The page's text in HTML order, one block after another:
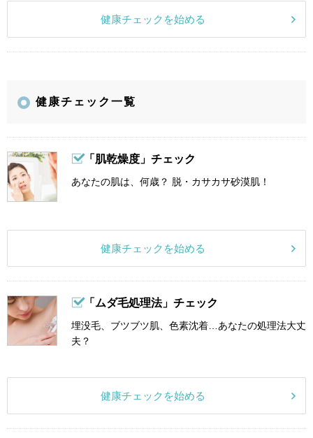
健康チェックを始める
健康チェック一覧
「肌乾燥度」チェック
あなたの肌は、何歳？ 脱・カサカサ砂漠肌！
健康チェックを始める
「ムダ毛処理法」チェック
埋没毛、ブツブツ肌、色素沈着…あなたの処理法大丈
夫？
健康チェックを始める